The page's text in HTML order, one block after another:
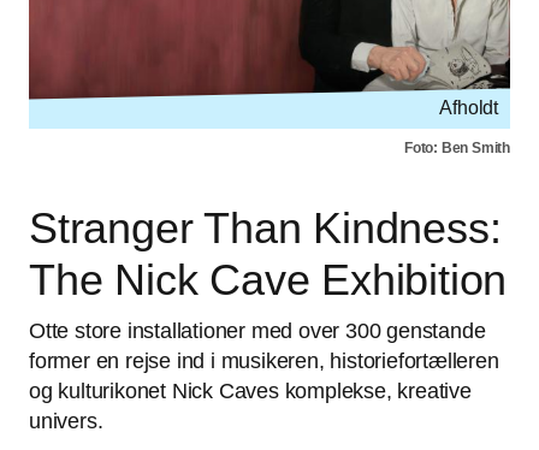
Afholdt
Foto: Ben Smith
Stranger Than Kindness:
The Nick Cave Exhibition
Otte store installationer med over 300 genstande
former en rejse ind i musikeren, historiefortælleren
og kulturikonet Nick Caves komplekse, kreative
univers.